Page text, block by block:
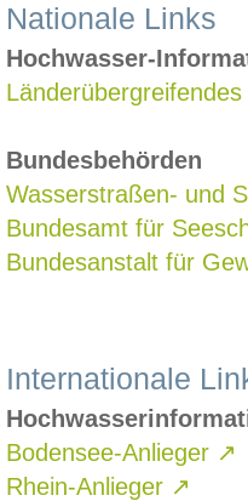
Nationale Links
Hochwasser-
Bundesbehörden
Wasserstraßen- und
Bundesamt für
Bundesanstalt für
Internationale
Bodensee-Anlieger ↗
Rhein-Anlieger ↗